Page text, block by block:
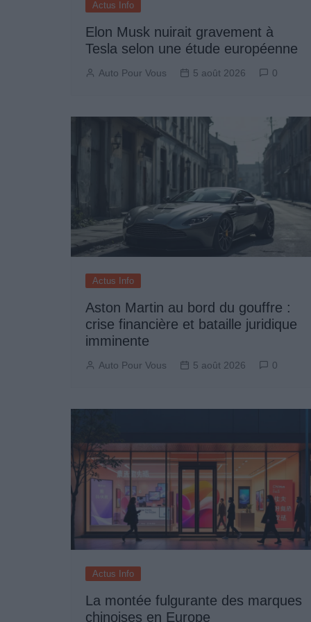
Actus Info
Elon Musk nuirait gravement à
Tesla selon une étude européenne
Auto Pour Vous 5 août 2026 0
Actus Info
Aston Martin au bord du gouffre :
crise financière et bataille juridique
imminente
Auto Pour Vous 5 août 2026 0
Actus Info
La montée fulgurante des marques
chinoises en Europe